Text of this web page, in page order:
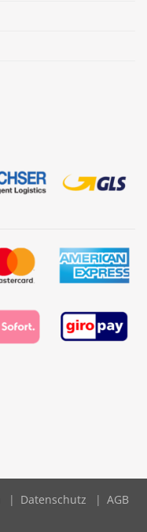
Datenschutz AGB